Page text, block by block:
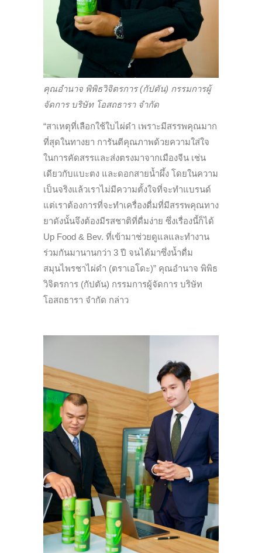
คุณอำนาจ พิพิธวิจิตรการ (กัปตัน) กรรมการผู้
จัดการ บริษัท โอสถธารา จำกัด
“สาเหตุที่เลือกใช้ใบไผ่ดำ เพราะมีสรรพคุณมาก
ที่สุดในทางยา การันตีคุณภาพด้วยความใส่ใจ
ในการคัดสรรและส่งตรงมาจากเมืองจีน เช่น
เดียวกับแบะตง และดอกสายน้ำผึ้ง โดยในความ
เป็นจริงแล้วเราไม่มีความตั้งใจที่จะทำแบรนด์
แต่เราต้องการที่จะทำเครื่องดื่มที่มีสรรพคุณทาง
ยาดังนั้นจึงต้องมีรสชาติที่ดื่มง่าย ซึ่งเรื่องนี้ก็ได้
Up Food & Bev. ที่เข้ามาช่วยดูแลและทำงาน
ร่วมกันมานานกว่า 3 ปี จนได้มาซึ่งน้ำดื่ม
สมุนไพรชาไผ่ดำ (ตราเอโดะ)” คุณอำนาจ พิพิธ
วิจิตรการ (กัปตัน) กรรมการผู้จัดการ บริษัท
โอสถธารา จำกัด กล่าว